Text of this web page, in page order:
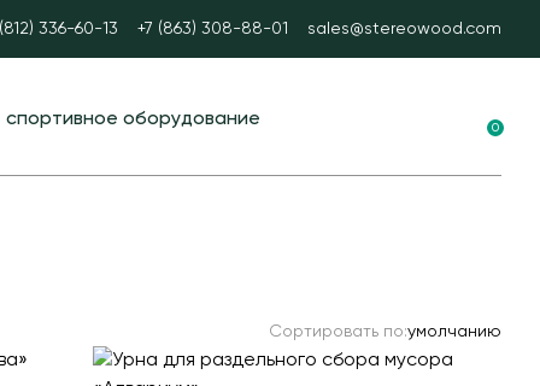
336-60-13 +7 (863) 308-88-01 sales@stereowood.com
спортивное оборудование
спорт
0
Сортировать по:умолчанию